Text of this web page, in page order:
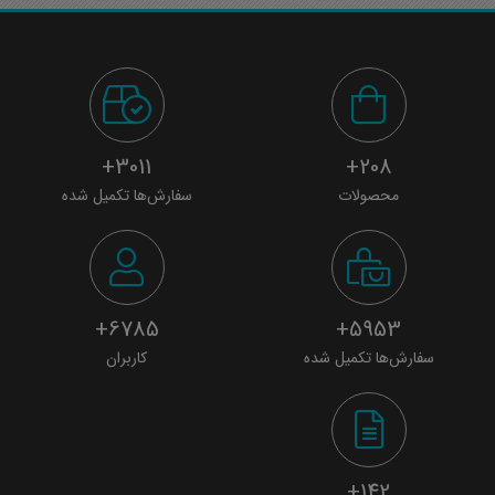
جلسه دوم:
طراحی کنترل کننده مقاوم به دو روش مقدار ویژه و روش
مستقیم لیاپونوف برای یک سیستم اسکالر و شبیه‌سازی در
براي مشاهده توضیحات و پیش نمایش این جلسه کليک
جلسه سوم:
استخراج LMI های مورد نیاز با استفاده از مکمل شور و تبدیل
208+
محصولات
3011+
سفارش‌ها تکمیل شده
5953+
سفارش‌ها تکمیل شده
6785+
کاربران